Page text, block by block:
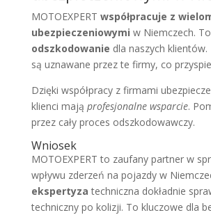
MOTOEXPERT współpracuje z
ubezpieczeniowymi w Niemczech.
odszkodowanie dla naszych klientów.
są uznawane przez te firmy, co
Dzięki współpracy z firmami
klienci mają profesjonalne wsparcie.
przez cały proces odszkodowawczy.
Wniosek
MOTOEXPERT to zaufany partner w
wpływu zderzeń na pojazdy w
ekspertyza techniczna dokładnie
techniczny po kolizji. To kluczowe dla